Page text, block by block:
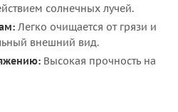
солнечных лучей.
Легко очищается от грязи и
внешний вид.
Высокая прочность на